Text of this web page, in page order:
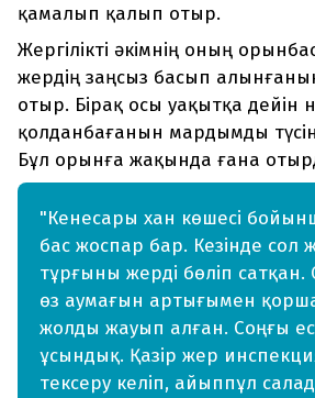
қамалып қалып отыр.
Жергілікті әкімнің оның
жердің заңсыз басып
отыр. Бірақ осы уақытқа дейін
қолданбағанын мардымды
Бұл орынға жақында ғана
"Кенесары хан көшесі
бас жоспар бар. Кезінде сол
тұрғыны жерді бөліп сатқан.
өз аумағын артығымен
жолды жауып алған. Соңғы
ұсындық. Қазір жер
тексеру келіп, айыппұл